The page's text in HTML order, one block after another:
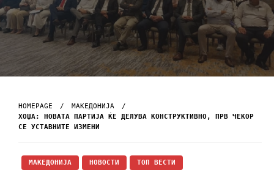
HOMEPAGE
МАКЕДОНИЈА
ХОЏА: НОВАТА ПАРТИЈА ЌЕ ДЕЛУВА КОНСТРУКТИВНО, ПРВ ЧЕКОР
СЕ УСТАВНИТЕ ИЗМЕНИ
МАКЕДОНИЈА НОВОСТИ ТОП ВЕСТИ